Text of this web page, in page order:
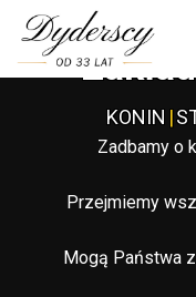
KONIN |
Zadbamy o
Przejmiemy
Mogą Państwa